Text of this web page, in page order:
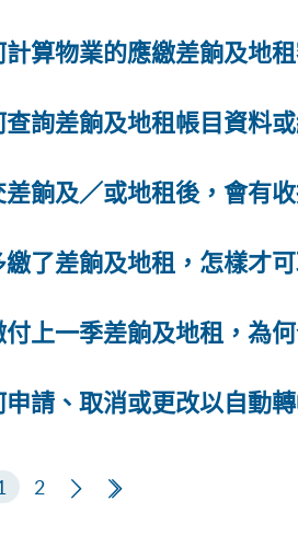
計算物業的應繳差餉及地
查詢差餉及地租帳目資料或
差餉及／或地租後，會有收
繳了差餉及地租，怎樣才
付上一季差餉及地租，為
申請、取消或更改以自動
2 下一頁最後一頁